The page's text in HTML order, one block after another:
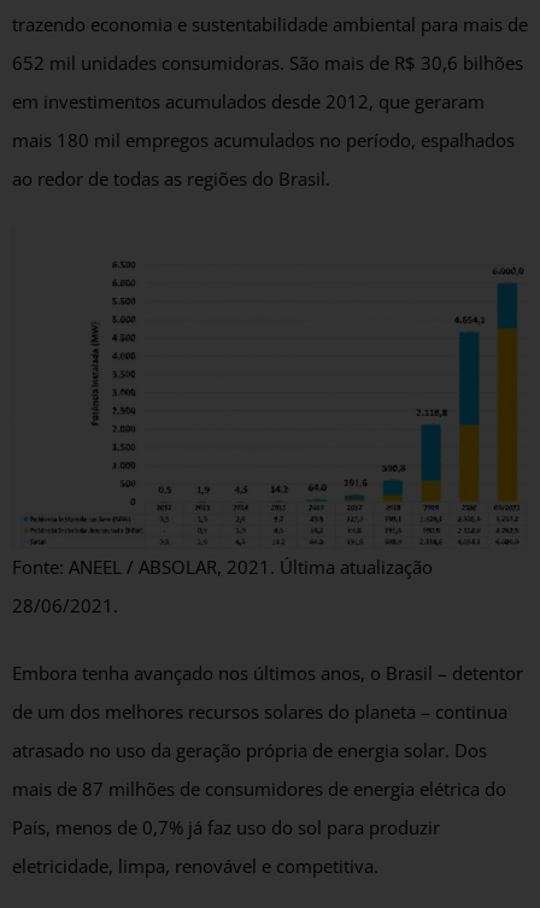
trazendo economia e sustentabilidade ambiental para mais de
652 mil unidades consumidoras. São mais de R$ 30,6 bilhões
em investimentos acumulados desde 2012, que geraram
mais 180 mil empregos acumulados no período, espalhados
ao redor de todas as regiões do Brasil.
Fonte: ANEEL / ABSOLAR, 2021. Última atualização
28/06/2021.
Embora tenha avançado nos últimos anos, o Brasil – detentor
de um dos melhores recursos solares do planeta – continua
atrasado no uso da geração própria de energia solar. Dos
mais de 87 milhões de consumidores de energia elétrica do
País, menos de 0,7% já faz uso do sol para produzir
eletricidade, limpa, renovável e competitiva.